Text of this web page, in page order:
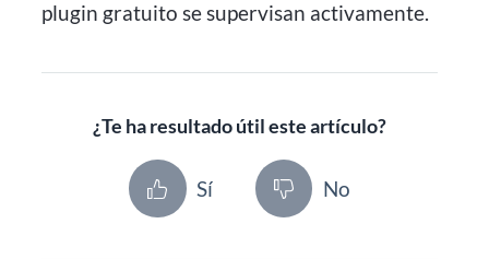
plugin gratuito se supervisan activamente.
¿Te ha resultado útil este artículo?
Sí No